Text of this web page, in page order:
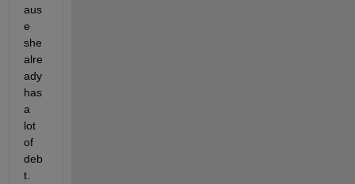
aus
e
she
alre
ady
has
a
lot
of
deb
t.